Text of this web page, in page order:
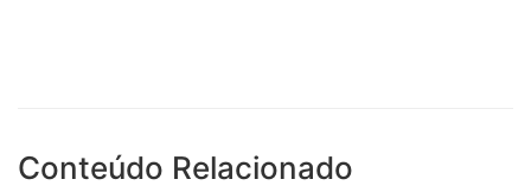
Conteúdo Relacionado